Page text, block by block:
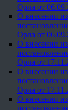
Орла от
О внесении
Орла от
О внесении
Орла от
О внесении
Орла от
О внесении